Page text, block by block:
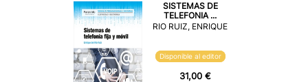
SISTEMAS DE
TELEFONIA ...
RIO RUIZ, ENRIQUE
Disponible al editor
31,00 €